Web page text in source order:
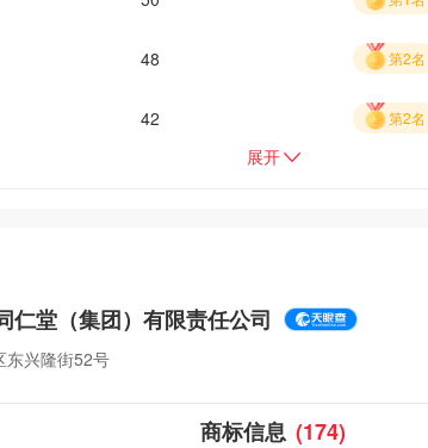
48 第2名
42 第2名
展开
仁堂（集团）有限责任公司
东兴隆街52号
商标信息 (174)